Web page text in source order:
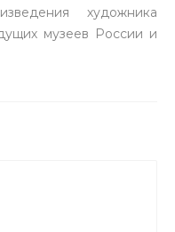
художника
музеев России и